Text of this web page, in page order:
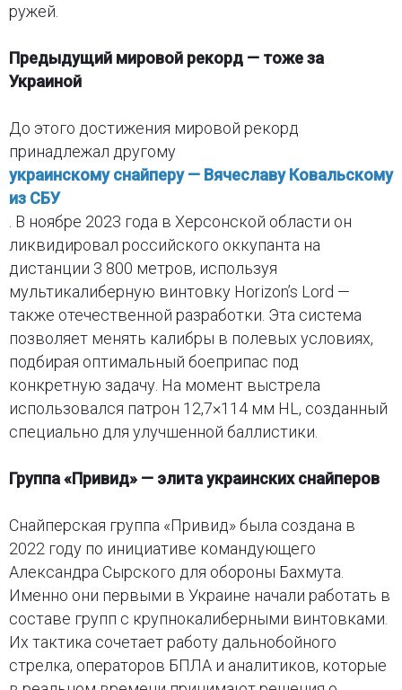
ружей.
Предыдущий мировой рекорд — тоже за
Украиной
До этого достижения мировой рекорд
принадлежал другому
украинскому снайперу — Вячеславу Ковальскому
из СБУ
. В ноябре 2023 года в Херсонской области он
ликвидировал российского оккупанта на
дистанции 3 800 метров, используя
мультикалиберную винтовку Horizon’s Lord —
также отечественной разработки. Эта система
позволяет менять калибры в полевых условиях,
подбирая оптимальный боеприпас под
конкретную задачу. На момент выстрела
использовался патрон 12,7×114 мм HL, созданный
специально для улучшенной баллистики.
Группа «Привид» — элита украинских снайперов
Снайперская группа «Привид» была создана в
2022 году по инициативе командующего
Александра Сырского для обороны Бахмута.
Именно они первыми в Украине начали работать в
составе групп с крупнокалиберными винтовками.
Их тактика сочетает работу дальнобойного
стрелка, операторов БПЛА и аналитиков, которые